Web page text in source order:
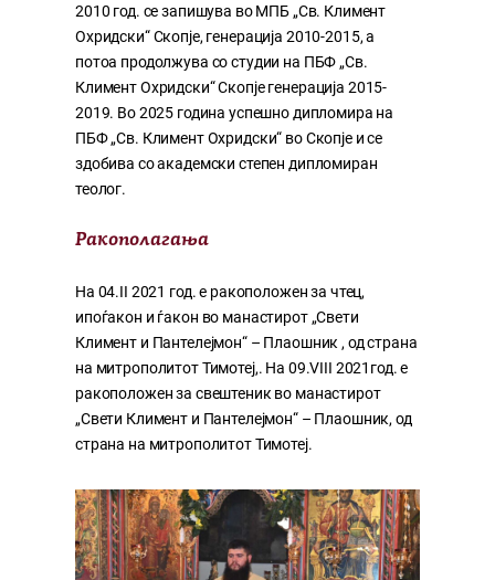
2010 год. се запишува во МПБ „Св. Климент
Охридски“ Скопје, генерација 2010-2015, а
потоа продолжува со студии на ПБФ „Св.
Климент Охридски“ Скопје генерација 2015-
2019. Во 2025 година успешно дипломира на
ПБФ „Св. Климент Охридски“ во Скопје и се
здобива со академски степен дипломиран
теолог.
Ракополагања
На 04.II 2021 год. е ракоположен за чтец,
ипоѓакон и ѓакон во манастирот „Свети
Климент и Пантелејмон“ – Плаошник , од страна
на митрополитот Тимотеј,. На 09.VIII 2021год. е
ракоположен за свештеник во манастирот
„Свети Климент и Пантелејмон“ – Плаошник, од
страна на митрополитот Тимотеј.